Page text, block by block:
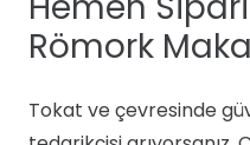
Römork
Tokat ve çevresinde